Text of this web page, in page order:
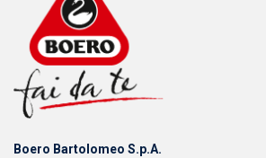
Boero Bartolomeo S.p.A.